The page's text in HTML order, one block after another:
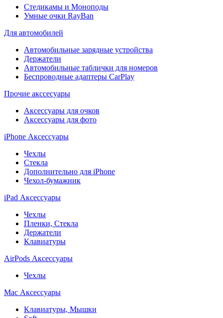
Стедикамы и Моноподы
Умные очки RayBan
Для автомобилей
Автомобильные зарядные устройства
Держатели
Автомобильные таблички для номеров
Беспроводные адаптеры CarPlay
Прочие акссесуары
Аксессуары для очков
Аксессуары для фото
iPhone Аксессуары
Чехлы
Стекла
Дополнительно для iPhone
Чехол-бумажник
iPad Аксессуары
Чехлы
Пленки, Стекла
Держатели
Клавиатуры
AirPods Аксессуары
Чехлы
Mac Аксессуары
Клавиатуры, Мышки